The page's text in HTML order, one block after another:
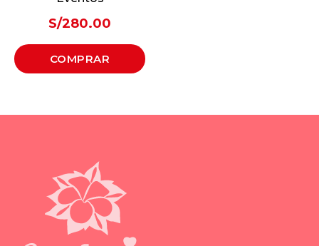
S/280.00
COMPRAR